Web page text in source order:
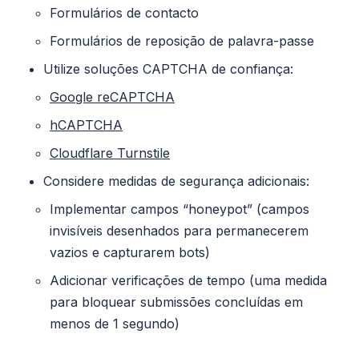
Formulários de contacto
Formulários de reposição de palavra-passe
Utilize soluções CAPTCHA de confiança:
Google reCAPTCHA
hCAPTCHA
Cloudflare Turnstile
Considere medidas de segurança adicionais:
Implementar campos “honeypot” (campos
invisíveis desenhados para permanecerem
vazios e capturarem bots)
Adicionar verificações de tempo (uma medida
para bloquear submissões concluídas em
menos de 1 segundo)